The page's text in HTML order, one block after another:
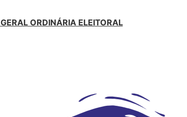
ORDINÁRIA ELEITORAL